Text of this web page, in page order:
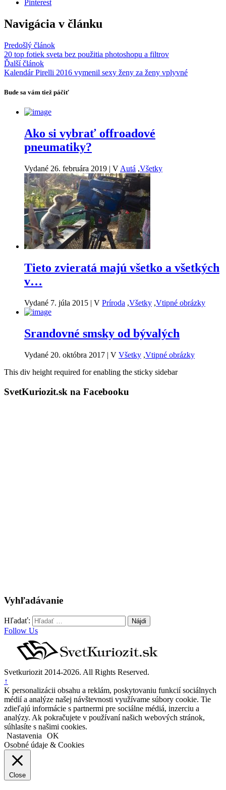
Pinterest
Navigácia v článku
Predošlý článok
20 top fotiek sveta bez použitia photoshopu a filtrov
Ďalší článok
Kalendár Pirelli 2016 vymenil sexy ženy za ženy vplyvné
Bude sa vám tiež páčiť
Ako si vybrať offroadové
pneumatiky?
Vydané 26. februára 2019 | V Autá ,Všetky
Tieto zvieratá majú všetko a všetkých
v…
Vydané 7. júla 2015 | V Príroda ,Všetky ,Vtipné obrázky
Srandovné smsky od bývalých
Vydané 20. októbra 2017 | V Všetky ,Vtipné obrázky
This div height required for enabling the sticky sidebar
SvetKuriozit.sk na Facebooku
Vyhľadávanie
Hľadať:
Follow Us
Svetkuriozit 2014-2026. All Rights Reserved.
↑
K personalizácii obsahu a reklám, poskytovaniu funkcií sociálnych
médií a analýze našej návštevnosti využívame súbory cookie. Tie
zdieľajú informácie s partnermi pre sociálne médiá, inzerciu a
analýzy. Ak pokračujete v používaní našich webových stránok,
súhlasíte s našimi cookies.
Nastavenia
OK
Osobné údaje & Cookies
Close